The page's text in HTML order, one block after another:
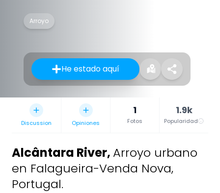
Arroyo
He estado aquí
Discussion Opiniones
1
Fotos
1.9k
Popularidad
Alcântara River, Arroyo urbano
en Falagueira-Venda Nova,
Portugal.